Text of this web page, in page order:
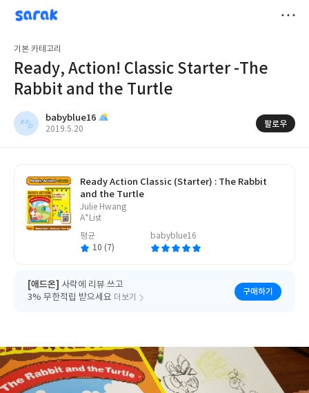
sarak
babyblue16
기본 카테고리
Ready, Action! Classic Starter -The
Rabbit and the Turtle
babyblue16
작
2019.5.20
팔로우
Ready Action Classic (Starter) : The Rabbit
and the Turtle
글
쓴
Julie Hwang
A*List
평균
10 (7)
babyblue16
[애드온] 사락에 리뷰 쓰고
3% 무한적립 받으세요 더보기
구매하기